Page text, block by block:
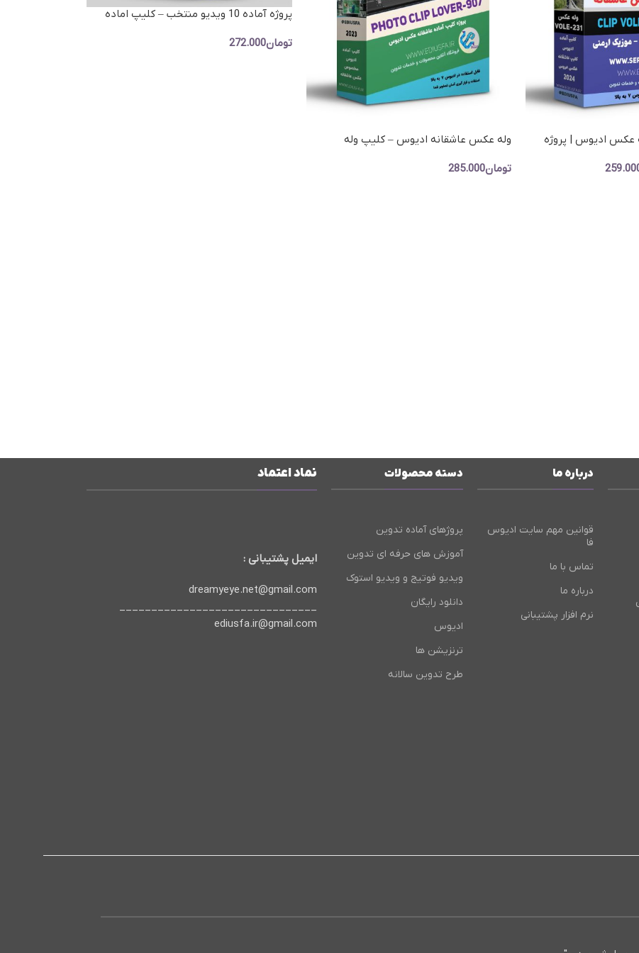
پایان عروسی
عکس ادیوس | پروژه
وله عکس عاشقانه ادیوس – کلیپ وله
تومان285.000
پروژه آماده 10 ویدیو منتخب – کلیپ اماده
تومان272.000
درباره ما
قوانین مهم سایت ادیوس
فا
تماس با ما
درباره ما
نرم افزار پشتیبانی
دسته محصولات
پروژهای آماده تدوین
آموزش های حرفه ای تدوین
ویدیو فوتیج و ویدیو استوک
دانلود رایگان
ادیوس
ترنزیشن ها
طرح تدوین سالانه
نماد اعتماد
ایمیل پشتیبانی :
dreamyeye.net@gmail.com
_______________________________
ediusfa.ir@gmail.com